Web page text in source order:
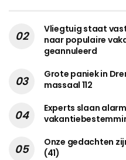
Vliegtuig staat
naar populaire
geannuleerd
Grote paniek in
massaal 112
Experts slaan
Onze gedachten
(41)